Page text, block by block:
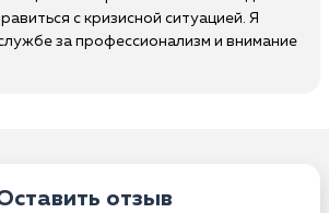
с кризисной ситуацией. Я
за профессионализм и внимание
отзыв